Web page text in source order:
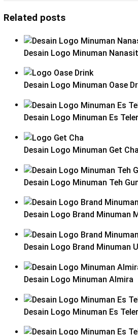
Related posts
Desain Logo Minuman
Desain Logo Minuman Oase
Desain Logo Minuman Es
Desain Logo Minuman Get Cha
Desain Logo Minuman Teh
Desain Logo Brand Minuman
Desain Logo Brand Minuman
Desain Logo Minuman Almira
Desain Logo Minuman Es